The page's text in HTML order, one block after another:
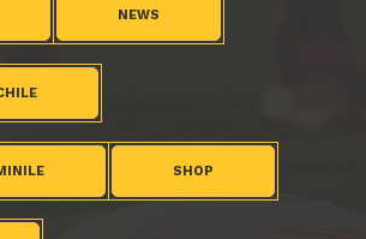
NEWS
SHOP